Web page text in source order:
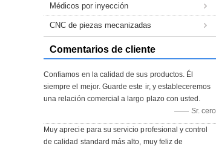
Médicos por inyección
CNC de piezas mecanizadas
Comentarios de cliente
Confiamos en la calidad de sus productos. Él
siempre el mejor. Guarde este ir, y estableceremos
una relación comercial a largo plazo con usted.
—— Sr. cero
Muy aprecie para su servicio profesional y control
de calidad standard más alto, muy feliz de